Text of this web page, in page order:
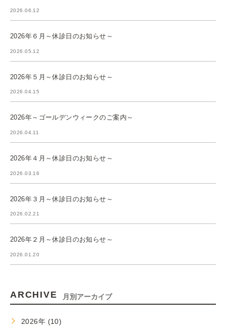
2026.06.12
2026年６月～休診日のお知らせ～
2026.05.12
2026年５月～休診日のお知らせ～
2026.04.15
2026年～ゴールデンウィークのご案内～
2026.04.11
2026年４月～休診日のお知らせ～
2026.03.16
2026年３月～休診日のお知らせ～
2026.02.21
2026年２月～休診日のお知らせ～
2026.01.20
ARCHIVE 月別アーカイブ
2026年 (10)